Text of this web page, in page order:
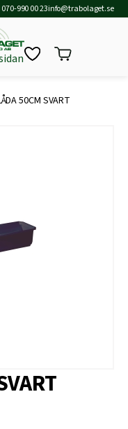
070-990 00 23info@trabolaget.se
50CM SVART